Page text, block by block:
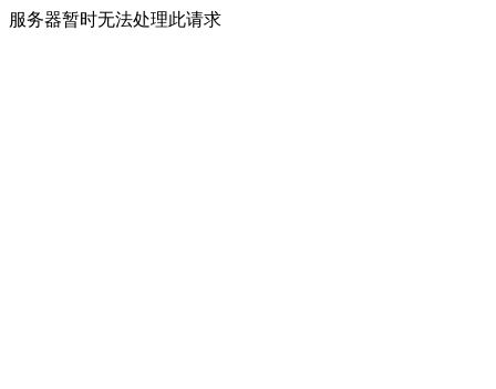
服务器暂时无法处理此请求